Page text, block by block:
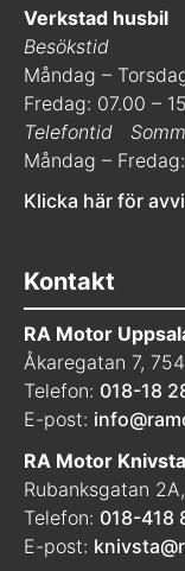
Verkstad husbil
Besökstid
Måndag –
Fredag: 07.00 –
Telefontid
Måndag –
Klicka här för
Kontakt
RA Motor
Åkaregatan 7,
Telefon: 018-18
E-post:
RA Motor Knivsta
Rubanksgatan
Telefon: 018-418
E-post: